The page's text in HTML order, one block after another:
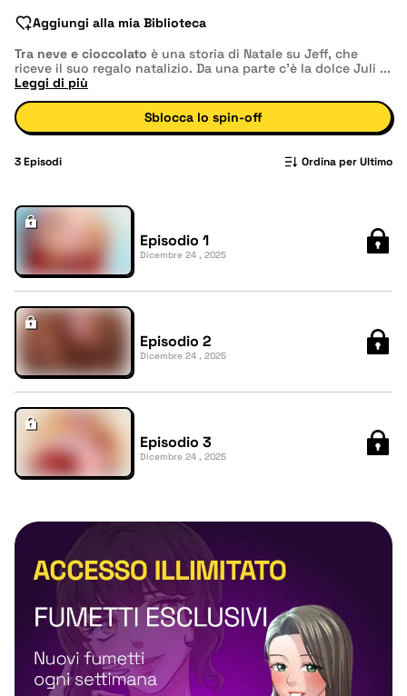
Aggiungi alla mia Biblioteca
Tra neve e cioccolato è una storia di Natale su Jeff, che
riceve il suo regalo natalizio. Da una parte c'è la dolce Juli ...
Leggi di più
Sblocca lo spin-off
3Episodi Ordina per Ultimo
Episodio 1
Dicembre 24 , 2025
Episodio 2
Dicembre 24 , 2025
Episodio 3
Dicembre 24 , 2025